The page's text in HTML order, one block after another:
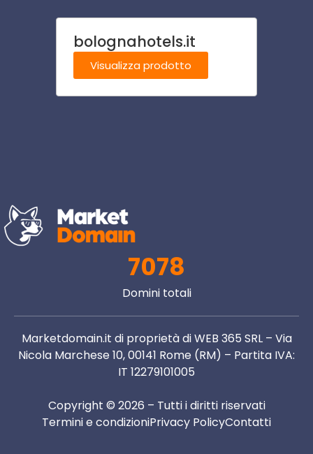
bolognahotels.it
Visualizza prodotto
7078
Domini totali
Marketdomain.it di proprietà di WEB 365 SRL – Via
Nicola Marchese 10, 00141 Rome (RM) – Partita IVA:
IT 12279101005
Copyright © 2026 – Tutti i diritti riservati
Termini e condizioniPrivacy PolicyContatti